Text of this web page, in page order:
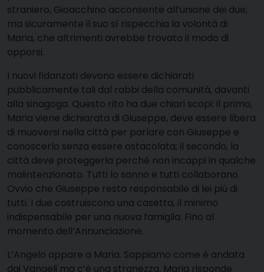
straniero, Gioacchino acconsente all’unione dei due,
ma sicuramente il suo sì rispecchia la volontà di
Maria, che altrimenti avrebbe trovato il modo di
opporsi.
I nuovi fidanzati devono essere dichiarati
pubblicamente tali dal rabbi della comunità, davanti
alla sinagoga. Questo rito ha due chiari scopi: il primo,
Maria viene dichiarata di Giuseppe, deve essere libera
di muoversi nella città per parlare con Giuseppe e
conoscerlo senza essere ostacolata; il secondo, la
città deve proteggerla perché non incappi in qualche
malintenzionato. Tutti lo sanno e tutti collaborano.
Ovvio che Giuseppe resta responsabile di lei più di
tutti. I due costruiscono una casetta, il minimo
indispensabile per una nuova famiglia. Fino al
momento dell’Annunciazione.
L’Angelo appare a Maria. Sappiamo come è andata
dai Vangeli ma c’è una stranezza. Maria risponde